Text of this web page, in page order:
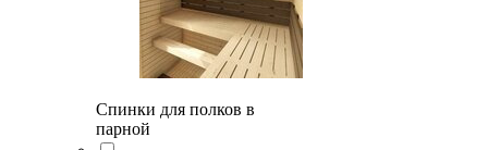
Спинки для полков в
парной